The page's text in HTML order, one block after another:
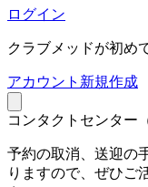
ログイン
クラブメッドが初め
アカウント新規作成
コンタクトセンター
予約の取消、送迎の
りますので、ぜひご